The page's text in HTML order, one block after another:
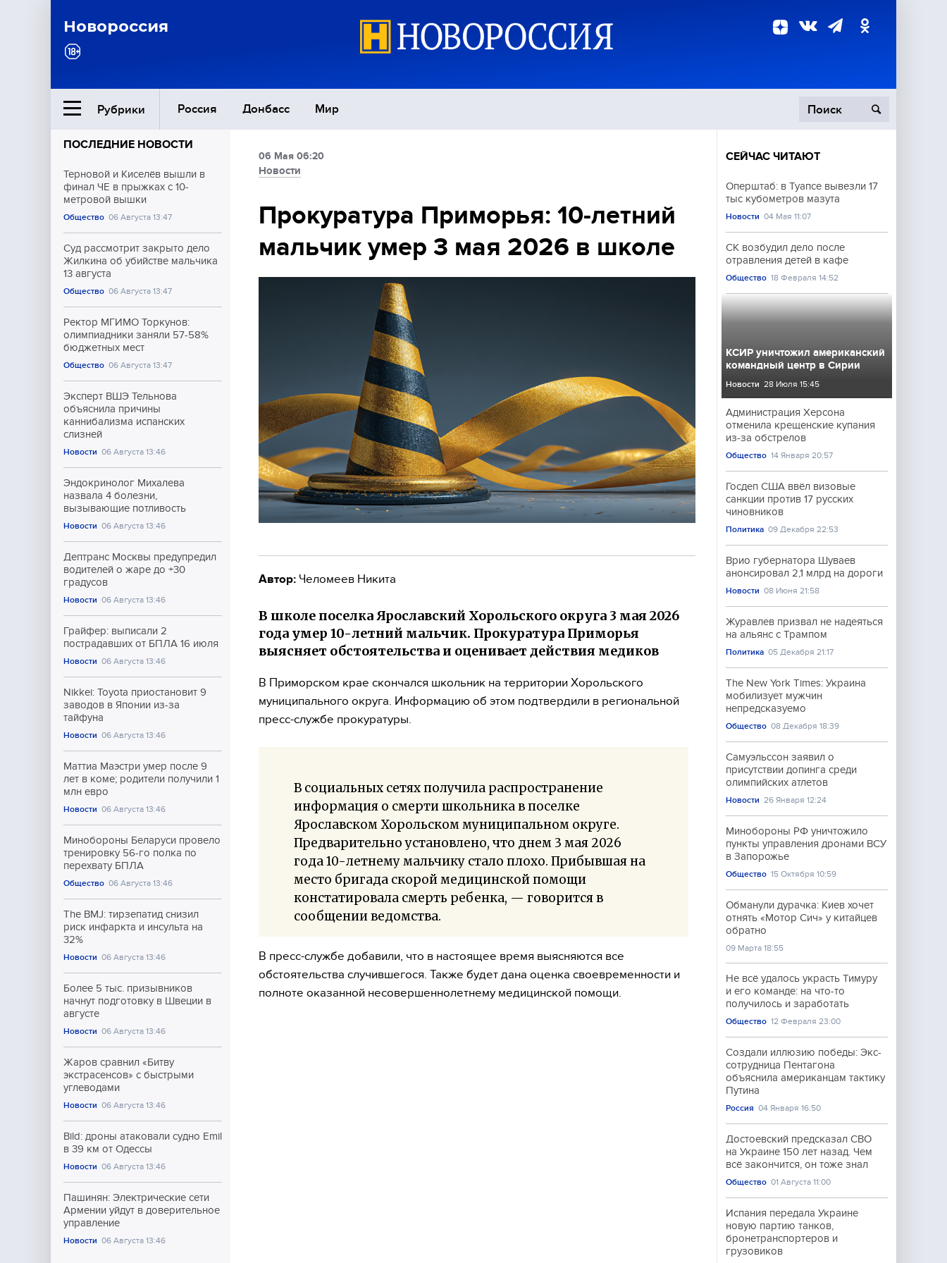
Новороссия
Рубрики Россия Донбасс Мир
Ближний Восток
Общество
Экономика
Происшествия
Культура
Спорт
ПОСЛЕДНИЕ НОВОСТИ
Терновой и Киселёв вышли в
финал ЧЕ в прыжках с 10-
метровой вышки
Общество 06 Августа 13:47
Суд рассмотрит закрыто дело
Жилкина об убийстве мальчика
13 августа
Общество 06 Августа 13:47
Ректор МГИМО Торкунов:
олимпиадники заняли 57-58%
бюджетных мест
Общество 06 Августа 13:47
Эксперт ВШЭ Тельнова
объяснила причины
каннибализма испанских
слизней
Новости 06 Августа 13:46
Эндокринолог Михалева
назвала 4 болезни,
вызывающие потливость
Новости 06 Августа 13:46
Дептранс Москвы предупредил
водителей о жаре до +30
градусов
Новости 06 Августа 13:46
Грайфер: выписали 2
пострадавших от БПЛА 16 июля
Новости 06 Августа 13:46
Nikkei: Toyota приостановит 9
заводов в Японии из-за
тайфуна
Новости 06 Августа 13:46
Маттиа Маэстри умер после 9
лет в коме; родители получили 1
млн евро
Новости 06 Августа 13:46
Минобороны Беларуси провело
тренировку 56-го полка по
перехвату БПЛА
Общество 06 Августа 13:46
The BMJ: тирзепатид снизил
риск инфаркта и инсульта на
32%
Новости 06 Августа 13:46
Более 5 тыс. призывников
начнут подготовку в Швеции в
августе
Новости 06 Августа 13:46
Жаров сравнил «Битву
экстрасенсов» с быстрыми
углеводами
Новости 06 Августа 13:46
Bild: дроны атаковали судно Emil
в 39 км от Одессы
Новости 06 Августа 13:46
Пашинян: Электрические сети
Армении уйдут в доверительное
управление
Новости 06 Августа 13:46
06 Мая 06:20
Новости
Прокуратура Приморья: 10-летний
мальчик умер 3 мая 2026 в школе
Автор: Челомеев Никита
В школе поселка Ярославский Хорольского округа 3 мая 2026
года умер 10-летний мальчик. Прокуратура Приморья
выясняет обстоятельства и оценивает действия медиков
В Приморском крае скончался школьник на территории Хорольского
муниципального округа. Информацию об этом подтвердили в региональной
пресс-службе прокуратуры.
В социальных сетях получила распространение
информация о смерти школьника в поселке
Ярославском Хорольском муниципальном округе.
Предварительно установлено, что днем 3 мая 2026
года 10-летнему мальчику стало плохо. Прибывшая на
место бригада скорой медицинской помощи
констатировала смерть ребенка, — говорится в
сообщении ведомства.
В пресс-службе добавили, что в настоящее время выясняются все
обстоятельства случившегося. Также будет дана оценка своевременности и
полноте оказанной несовершеннолетнему медицинской помощи.
СЕЙЧАС ЧИТАЮТ
Оперштаб: в Туапсе вывезли 17
тыс кубометров мазута
Новости 04 Мая 11:07
СК возбудил дело после
отравления детей в кафе
Общество 18 Февраля 14:52
КСИР уничтожил американский
командный центр в Сирии
Новости 28 Июля 15:45
Администрация Херсона
отменила крещенские купания
из-за обстрелов
Общество 14 Января 20:57
Госдеп США ввёл визовые
санкции против 17 русских
чиновников
Политика 09 Декабря 22:53
Врио губернатора Шуваев
анонсировал 2,1 млрд на дороги
Новости 08 Июня 21:58
Журавлев призвал не надеяться
на альянс с Трампом
Политика 05 Декабря 21:17
The New York Times: Украина
мобилизует мужчин
непредсказуемо
Общество 08 Декабря 18:39
Самуэльссон заявил о
присутствии допинга среди
олимпийских атлетов
Новости 26 Января 12:24
Минобороны РФ уничтожило
пункты управления дронами ВСУ
в Запорожье
Общество 15 Октября 10:59
Обманули дурачка: Киев хочет
отнять «Мотор Сич» у китайцев
обратно
09 Марта 18:55
Не всё удалось украсть Тимуру
и его команде: на что-то
получилось и заработать
Общество 12 Февраля 23:00
Создали иллюзию победы: Экс-
сотрудница Пентагона
объяснила американцам тактику
Путина
Россия 04 Января 16:50
Достоевский предсказал СВО
на Украине 150 лет назад. Чем
всё закончится, он тоже знал
Общество 01 Августа 11:00
Испания передала Украине
новую партию танков,
бронетранспортеров и
грузовиков